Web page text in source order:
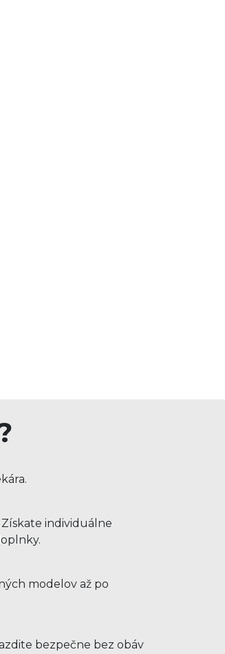
individuálne
modelov až po
bezpečne bez obáv